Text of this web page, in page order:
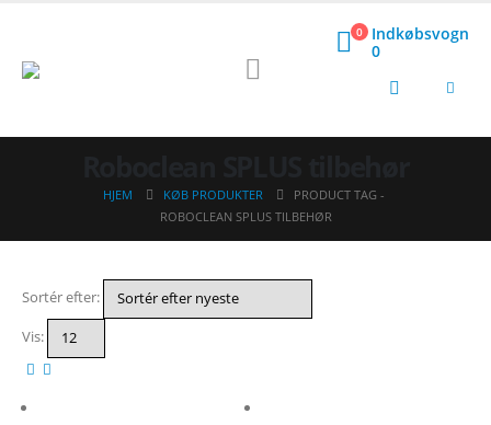
0
Indkøbsvogn
0
HJEM KØB PRODUKTER
PRODUCT TAG -
ROBOCLEAN SPLUS TILBEHØR
Sortér efter:
Vis: